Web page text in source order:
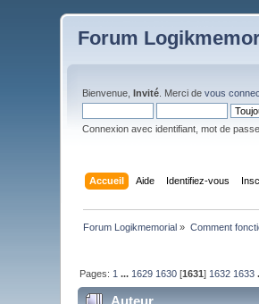
Forum
Bienvenue,Invité . Merci devous
Connexion avec identifiant, mot de
Accueil Aide Identifiez-vous
Forum Logikmemorial » Comment
Pages: 1 ... 1629 1630 [1631] 1632 1633